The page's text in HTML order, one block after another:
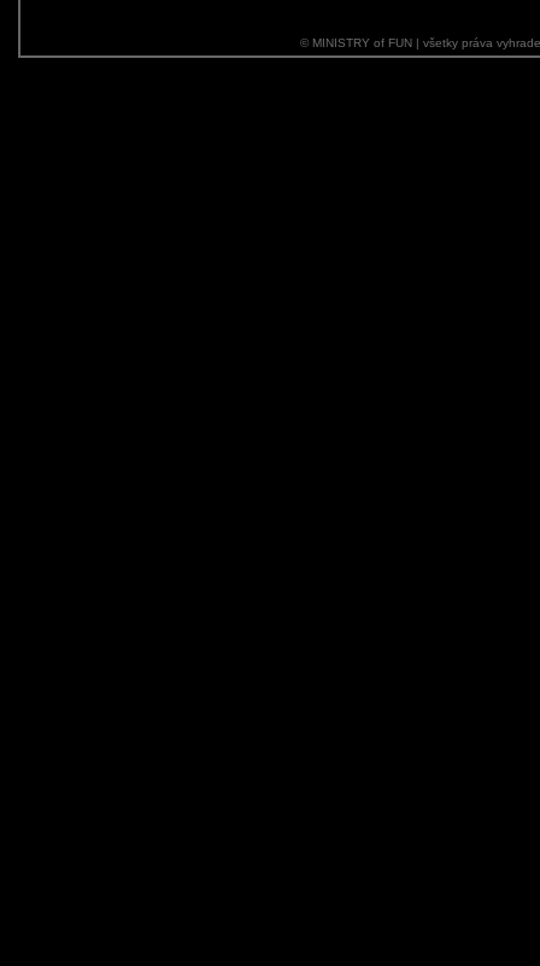
© MINISTRY of FUN | všetky práva